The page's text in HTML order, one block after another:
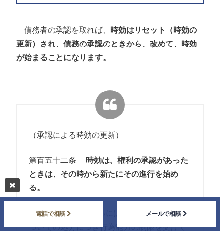
債務者の承認を取れば、
時効はリセット（時効の
更新）され、債務の承認のときから、改めて、時効
が始まることになります。
（承認による時効の更新）
第百五十二条
時効は、権利の承認があった
ときは、その時から新たにその進行を始め
る。
２ 前項の承認をするには、相手方の権利に
ついての処分につき行為能力の制限を受けて
電話で相談 メールで相談